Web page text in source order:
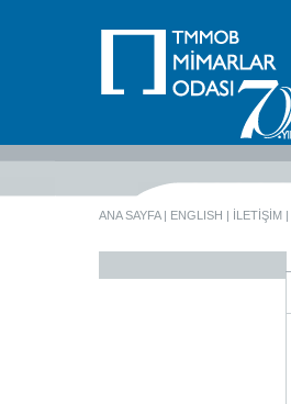
ANA SAYFA| ENGLISH | İLETİŞİM |